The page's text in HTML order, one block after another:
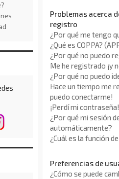
Problemas acerca
registro
¿Por qué me tengo
¿Qué es COPPA?
¿Por qué no puedo
Me he registrado ¡y
¿Por qué no puedo
Hace un tiempo me
puedo conectarme!
¡Perdí mi contraseña!
¿Por qué mi sesión
automáticamente?
¿Cuál es la función
Preferencias de
¿Cómo se puede